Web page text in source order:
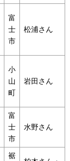
富
士
市
松浦さん
小
山
町
岩田さん
富
士
市
水野さん
裾